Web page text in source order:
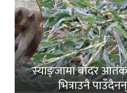
स्याङ्जामा बाँदर
भित्राउनै